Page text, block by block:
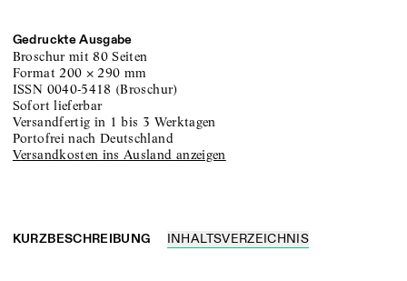
Gedruckte Ausgabe
Broschur mit 80 Seiten
Format200 ×290 mm
ISSN 0040-5418 (Broschur)
sofort lieferbar
versandfertig in 1 bis 3 Werktagen
portofrei nach Deutschland
Versandkosten ins Ausland anzeigen
KURZBESCHREIBUNG INHALTSVERZEICHNIS